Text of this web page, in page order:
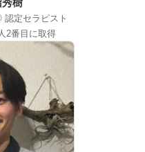
秀樹
認定セラピスト
2番目に取得